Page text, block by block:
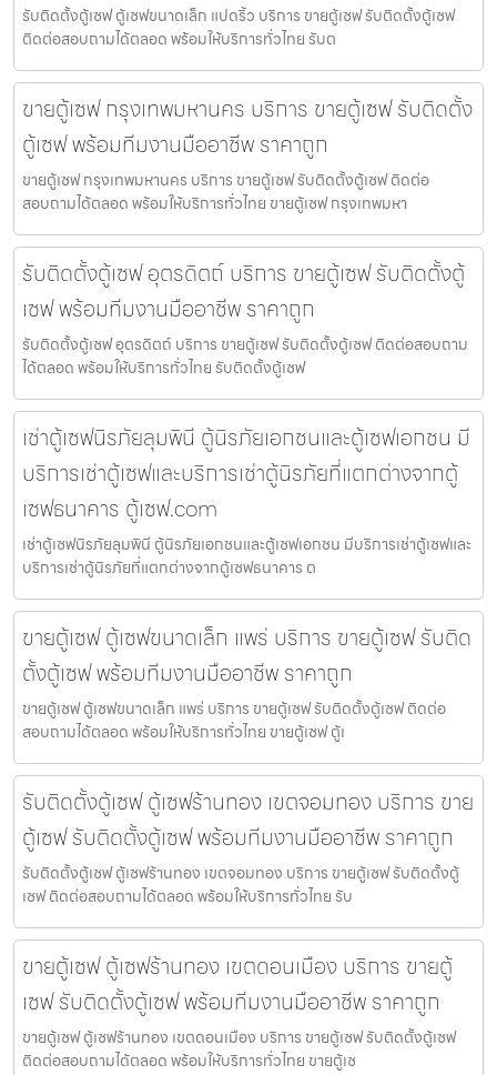
รับติดตั้งตู้เซฟ ตู้เซฟขนาดเล็ก แปดริ้ว บริการ ขายตู้เซฟ รับติดตั้งตู้เซฟ
ติดต่อสอบถามได้ตลอด พร้อมให้บริการทั่วไทย รับต
ขายตู้เซฟ กรุงเทพมหานคร บริการ ขายตู้เซฟ รับติดตั้ง
ตู้เซฟ พร้อมทีมงานมืออาชีพ ราคาถูก
ขายตู้เซฟ กรุงเทพมหานคร บริการ ขายตู้เซฟ รับติดตั้งตู้เซฟ ติดต่อ
สอบถามได้ตลอด พร้อมให้บริการทั่วไทย ขายตู้เซฟ กรุงเทพมหา
รับติดตั้งตู้เซฟ อุตรดิตถ์ บริการ ขายตู้เซฟ รับติดตั้งตู้
เซฟ พร้อมทีมงานมืออาชีพ ราคาถูก
รับติดตั้งตู้เซฟ อุตรดิตถ์ บริการ ขายตู้เซฟ รับติดตั้งตู้เซฟ ติดต่อสอบถาม
ได้ตลอด พร้อมให้บริการทั่วไทย รับติดตั้งตู้เซฟ
เช่าตู้เซฟนิรภัยลุมพินี ตู้นิรภัยเอกชนและตู้เซฟเอกชน มี
บริการเช่าตู้เซฟและบริการเช่าตู้นิรภัยที่แตกต่างจากตู้
เซฟธนาคาร ตู้เซฟ.com
เช่าตู้เซฟนิรภัยลุมพินี ตู้นิรภัยเอกชนและตู้เซฟเอกชน มีบริการเช่าตู้เซฟและ
บริการเช่าตู้นิรภัยที่แตกต่างจากตู้เซฟธนาคาร ต
ขายตู้เซฟ ตู้เซฟขนาดเล็ก แพร่ บริการ ขายตู้เซฟ รับติด
ตั้งตู้เซฟ พร้อมทีมงานมืออาชีพ ราคาถูก
ขายตู้เซฟ ตู้เซฟขนาดเล็ก แพร่ บริการ ขายตู้เซฟ รับติดตั้งตู้เซฟ ติดต่อ
สอบถามได้ตลอด พร้อมให้บริการทั่วไทย ขายตู้เซฟ ตู้เ
รับติดตั้งตู้เซฟ ตู้เซฟร้านทอง เขตจอมทอง บริการ ขาย
ตู้เซฟ รับติดตั้งตู้เซฟ พร้อมทีมงานมืออาชีพ ราคาถูก
รับติดตั้งตู้เซฟ ตู้เซฟร้านทอง เขตจอมทอง บริการ ขายตู้เซฟ รับติดตั้งตู้
เซฟ ติดต่อสอบถามได้ตลอด พร้อมให้บริการทั่วไทย รับ
ขายตู้เซฟ ตู้เซฟร้านทอง เขตดอนเมือง บริการ ขายตู้
เซฟ รับติดตั้งตู้เซฟ พร้อมทีมงานมืออาชีพ ราคาถูก
ขายตู้เซฟ ตู้เซฟร้านทอง เขตดอนเมือง บริการ ขายตู้เซฟ รับติดตั้งตู้เซฟ
ติดต่อสอบถามได้ตลอด พร้อมให้บริการทั่วไทย ขายตู้เซ